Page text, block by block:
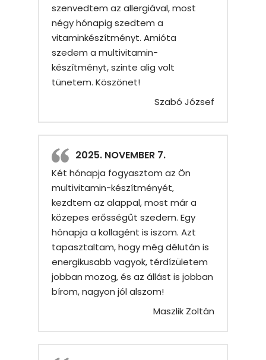
szenvedtem az allergiával, most
négy hónapig szedtem a
vitaminkészítményt. Amióta
szedem a multivitamin-
készítményt, szinte alig volt
tünetem. Köszönet!
Szabó József
2025. NOVEMBER 7.
Két hónapja fogyasztom az Ön
multivitamin-készítményét,
kezdtem az alappal, most már a
közepes erősségűt szedem. Egy
hónapja a kollagént is iszom. Azt
tapasztaltam, hogy még délután is
energikusabb vagyok, térdízületem
jobban mozog, és az állást is jobban
bírom, nagyon jól alszom!
Maszlik Zoltán